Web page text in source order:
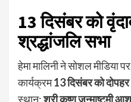
13 दिसंबर को
श्रद्धांजलि सभा
हेमा मालिनी ने सोशल मीडिया
कार्यक्रम13 दिसंबर को
स्थान:श्री कृष्ण जन्माष्टमी